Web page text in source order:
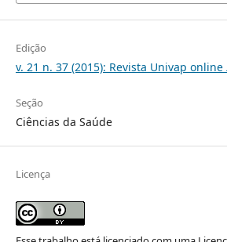
Edição
v. 21 n. 37 (2015): Revista Univap online
Seção
Ciências da Saúde
Licença